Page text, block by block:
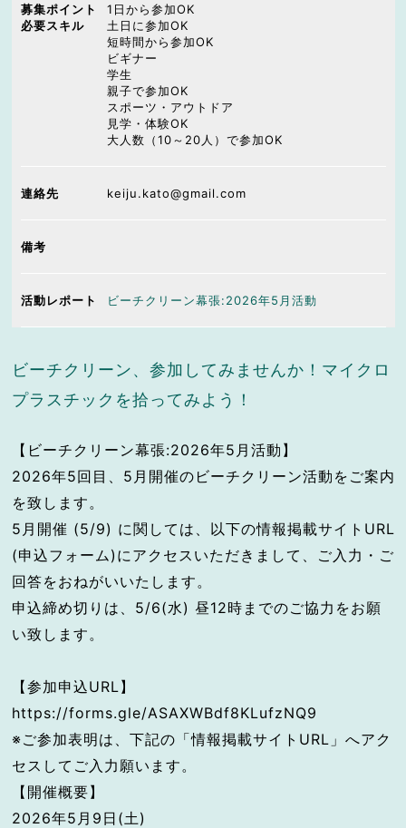
募集ポイント
必要スキル
1日から参加OK
土日に参加OK
短時間から参加OK
ビギナー
学生
親子で参加OK
スポーツ・アウトドア
見学・体験OK
大人数（10～20人）で参加OK
連絡先 keiju.kato@gmail.com
備考
活動レポート ビーチクリーン幕張:2026年5月活動
ビーチクリーン、参加してみませんか！マイクロ
プラスチックを拾ってみよう！
【ビーチクリーン幕張:2026年5月活動】
2026年5回目、5月開催のビーチクリーン活動をご案内
を致します。
5月開催 (5/9) に関しては、以下の情報掲載サイトURL
(申込フォーム)にアクセスいただきまして、ご入力・ご
回答をおねがいいたします。
申込締め切りは、5/6(水) 昼12時までのご協力をお願
い致します。
【参加申込URL】
https://forms.gle/ASAXWBdf8KLufzNQ9
※ご参加表明は、下記の「情報掲載サイトURL」へアク
セスしてご入力願います。
【開催概要】
2026年5月9日(土)